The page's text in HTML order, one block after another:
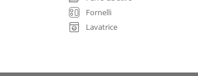
Fornelli
Lavatrice